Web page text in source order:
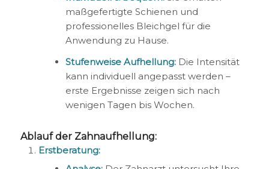
maßgefertigte Schienen und
professionelles Bleichgel für die
Anwendung zu Hause.
Stufenweise Aufhellung:Die Intensität
kann individuell angepasst werden –
erste Ergebnisse zeigen sich nach
wenigen Tagen bis Wochen.
Ablauf der Zahnaufhellung:
Erstberatung: